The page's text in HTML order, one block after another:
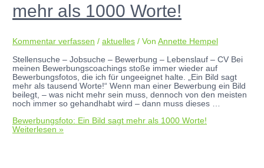
mehr als 1000 Worte!
Kommentar verfassen /aktuelles / VonAnnette Hempel
Stellensuche – Jobsuche – Bewerbung – Lebenslauf – CV Bei
meinen Bewerbungscoachings stoße immer wieder auf
Bewerbungsfotos, die ich für ungeeignet halte. „Ein Bild sagt
mehr als tausend Worte!“ Wenn man einer Bewerbung ein Bild
beilegt, – was nicht mehr sein muss, dennoch von den meisten
noch immer so gehandhabt wird – dann muss dieses …
Bewerbungsfoto: Ein Bild sagt mehr als 1000 Worte!
Weiterlesen »